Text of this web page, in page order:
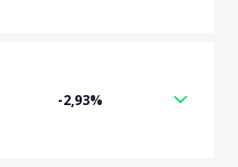
-2,93%